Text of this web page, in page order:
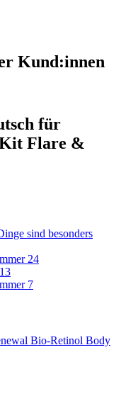
Kund:innen
für
Flare &
sind besonders
24
7
Bio-Retinol Body